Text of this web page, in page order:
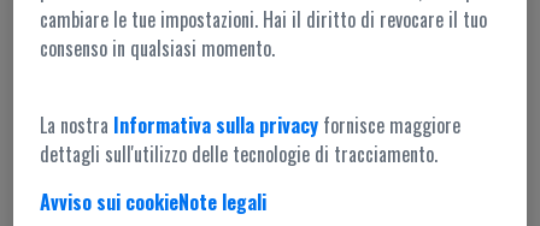
Accesso amministrazione
cambiare le tue impostazioni. Hai il diritto di revocare il tuo
consenso in qualsiasi momento.
La nostra Informativa sulla privacy fornisce maggiore
dettagli sull'utilizzo delle tecnologie di tracciamento.
Avviso sui cookieNote legali